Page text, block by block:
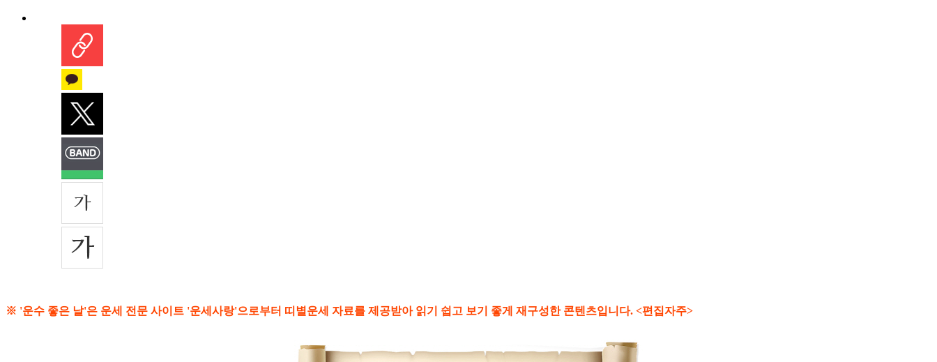
※ '운수 좋은 날'은 운세 전문 사이트 '운세사랑'으로부터 띠별운세 자료를 제공받아 읽기 쉽고 보기 좋게 재구성한 콘텐츠입니다. <편집자주>